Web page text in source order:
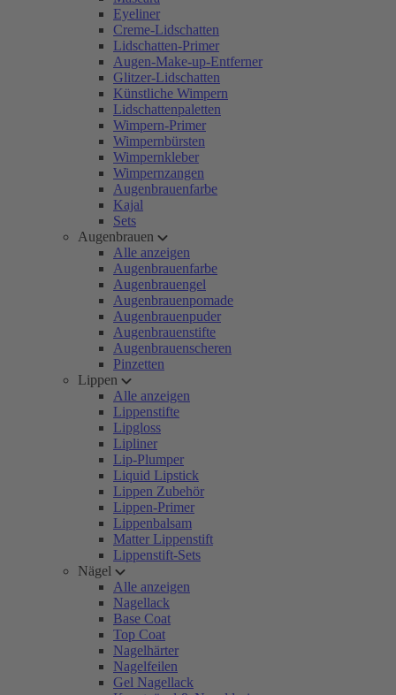
Eyeliner
Creme-Lidschatten
Lidschatten-Primer
Augen-Make-up-Entferner
Glitzer-Lidschatten
Künstliche Wimpern
Lidschattenpaletten
Wimpern-Primer
Wimpernbürsten
Wimpernkleber
Wimpernzangen
Augenbrauenfarbe
Kajal
Sets
Augenbrauen
Alle anzeigen
Augenbrauenfarbe
Augenbrauengel
Augenbrauenpomade
Augenbrauenpuder
Augenbrauenstifte
Augenbrauenscheren
Pinzetten
Lippen
Alle anzeigen
Lippenstifte
Lipgloss
Lipliner
Lip-Plumper
Liquid Lipstick
Lippen Zubehör
Lippen-Primer
Lippenbalsam
Matter Lippenstift
Lippenstift-Sets
Nägel
Alle anzeigen
Nagellack
Base Coat
Top Coat
Nagelhärter
Nagelfeilen
Gel Nagellack